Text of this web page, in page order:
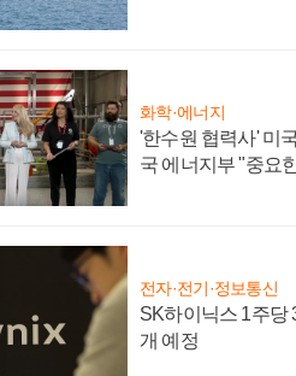
화학·에너지
'한수원 협력사' 미
국 에너지부 "중요
전자·전기·정보통신
SK하이닉스 1주당
개 예정